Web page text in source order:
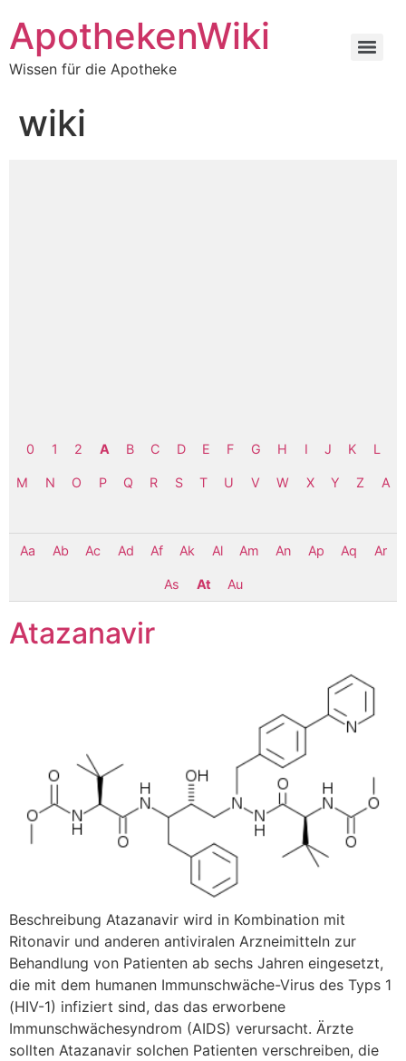
ApothekenWiki
Wissen für die Apotheke
wiki
0 1 2 A B C D E F G H I J K L
M N O P Q R S T U V W X Y Z Α
Aa Ab Ac Ad Af Ak Al Am An Ap Aq Ar
As At Au
Atazanavir
Beschreibung Atazanavir wird in Kombination mit
Ritonavir und anderen antiviralen Arzneimitteln zur
Behandlung von Patienten ab sechs Jahren eingesetzt,
die mit dem humanen Immunschwäche-Virus des Typs 1
(HIV-1) infiziert sind, das das erworbene
Immunschwächesyndrom (AIDS) verursacht. Ärzte
sollten Atazanavir solchen Patienten verschreiben, die